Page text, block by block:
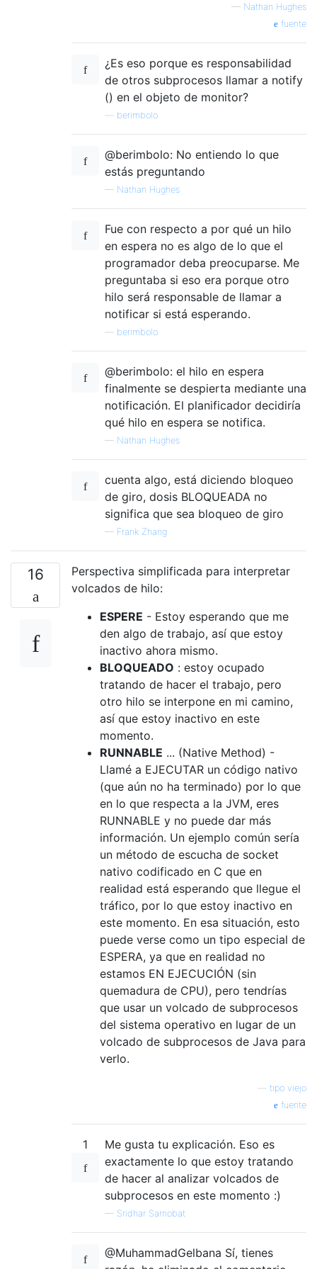
— Nathan Hughes
fuente
¿Es eso porque es responsabilidad
de otros subprocesos llamar a notify
() en el objeto de monitor?
berimbolo
@berimbolo: No entiendo lo que
estás preguntando
— Nathan Hughes
Fue con respecto a por qué un hilo
en espera no es algo de lo que el
programador deba preocuparse. Me
preguntaba si eso era porque otro
hilo será responsable de llamar a
notificar si está esperando.
berimbolo
@berimbolo: el hilo en espera
finalmente se despierta mediante una
notificación. El planificador decidiría
qué hilo en espera se notifica.
— Nathan Hughes
cuenta algo, está diciendo bloqueo
de giro, dosis BLOQUEADA no
significa que sea bloqueo de giro
— Frank Zhang
16
Perspectiva simplificada para interpretar
volcados de hilo:
ESPERE - Estoy esperando que me
den algo de trabajo, así que estoy
inactivo ahora mismo.
BLOQUEADO : estoy ocupado
tratando de hacer el trabajo, pero
otro hilo se interpone en mi camino,
así que estoy inactivo en este
momento.
RUNNABLE ... (Native Method) -
Llamé a EJECUTAR un código nativo
(que aún no ha terminado) por lo que
en lo que respecta a la JVM, eres
RUNNABLE y no puede dar más
información. Un ejemplo común sería
un método de escucha de socket
nativo codificado en C que en
realidad está esperando que llegue el
tráfico, por lo que estoy inactivo en
este momento. En esa situación, esto
puede verse como un tipo especial de
ESPERA, ya que en realidad no
estamos EN EJECUCIÓN (sin
quemadura de CPU), pero tendrías
que usar un volcado de subprocesos
del sistema operativo en lugar de un
volcado de subprocesos de Java para
verlo.
tipo viejo
fuente
1
Me gusta tu explicación. Eso es
exactamente lo que estoy tratando
de hacer al analizar volcados de
subprocesos en este momento :)
— Sridhar Sarnobat
@MuhammadGelbana Sí, tienes